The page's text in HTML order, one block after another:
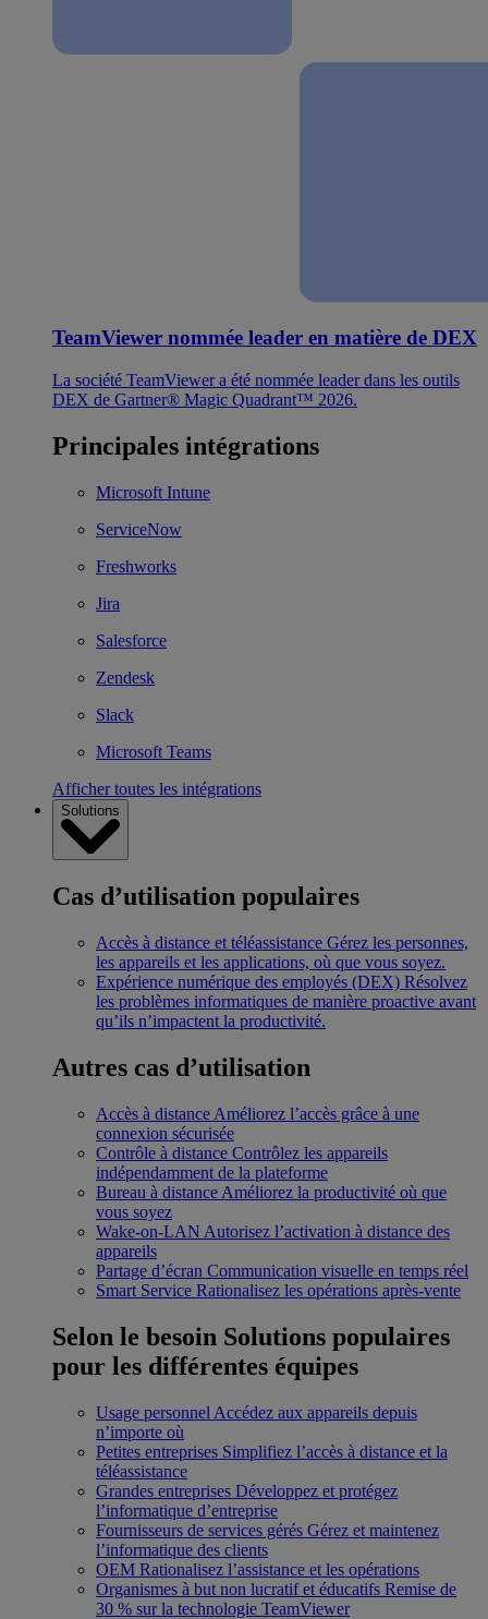
TeamViewer nommée leader en matière de DEX
La société TeamViewer a été nommée leader dans les outils
DEX de Gartner® Magic Quadrant™ 2026.
Principales intégrations
Microsoft Intune
ServiceNow
Freshworks
Jira
Salesforce
Zendesk
Slack
Microsoft Teams
Afficher toutes les intégrations
Solutions
Cas d’utilisation populaires
Accès à distance et téléassistance Gérez les personnes,
les appareils et les applications, où que vous soyez.
Expérience numérique des employés (DEX) Résolvez
les problèmes informatiques de manière proactive avant
qu’ils n’impactent la productivité.
Autres cas d’utilisation
Accès à distance Améliorez l’accès grâce à une
connexion sécurisée
Contrôle à distance Contrôlez les appareils
indépendamment de la plateforme
Bureau à distance Améliorez la productivité où que
vous soyez
Wake-on-LAN Autorisez l’activation à distance des
appareils
Partage d’écran Communication visuelle en temps réel
Smart Service Rationalisez les opérations après-vente
Selon le besoin Solutions populaires
pour les différentes équipes
Usage personnel Accédez aux appareils depuis
n’importe où
Petites entreprises Simplifiez l’accès à distance et la
téléassistance
Grandes entreprises Développez et protégez
l’informatique d’entreprise
Fournisseurs de services gérés Gérez et maintenez
l’informatique des clients
OEM Rationalisez l’assistance et les opérations
Organismes à but non lucratif et éducatifs Remise de
30 % sur la technologie TeamViewer